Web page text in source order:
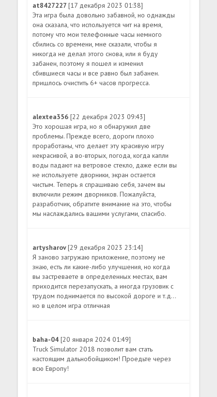
at8427227[17 декабря 2023 01:38]
Эта игра была довольно забавной, но однажды
она сказала, что используется чит на время,
потому что мои телефонные часы немного
сбились со времени, мне сказали, чтобы я
никогда не делал этого снова, или я буду
забанен, поэтому я пошел и изменил
сбившиеся часы и все равно был забанен.
пришлось очистить 6+ часов прогресса.
alextea356[22 декабря 2023 09:43]
Это хорошая игра, но я обнаружил две
проблемы. Прежде всего, дороги плохо
проработаны, что делает эту красивую игру
некрасивой, а во-вторых, погода, когда капли
воды падают на ветровое стекло, даже если вы
не используете дворники, экран остается
чистым. Теперь я спрашиваю себя, зачем вы
включили режим дворников. Пожалуйста,
разработчик, обратите внимание на это, чтобы
мы наслаждались вашими услугами, спасибо.
artysharov[29 декабря 2023 23:14]
Я заново загружаю приложение, поэтому не
знаю, есть ли какие-либо улучшения, но когда
вы застреваете в определенных местах, вам
приходится перезапускать, а иногда грузовик с
трудом поднимается по высокой дороге и т.д...
но в целом игра отличная
baha-04[20 января 2024 01:49]
Truck Simulator 2018 позволит вам стать
настоящим дальнобойщиком! Проедьте через
всю Европу!